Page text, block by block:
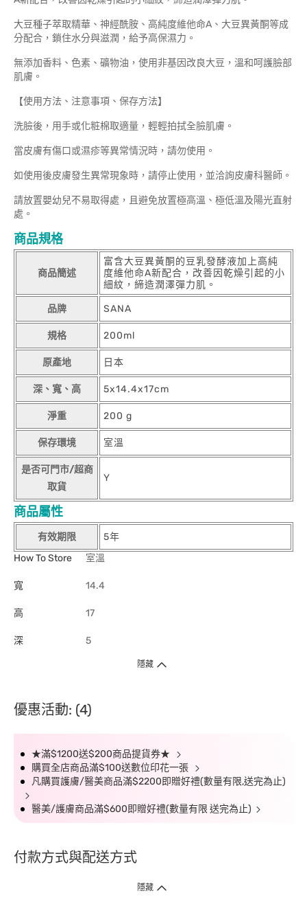
大豆種子萃取精華、神經酰胺、高純度維他命A、大豆異黃酮等成
分配合，鎖住水分與滋潤，給予高保濕力。
無添加香料、色素、礦物油，使用非基因改良大豆，溫和呵護臉部
肌膚。
【使用方法、注意事項、保存方法】
洗臉後，用手或化粧棉取適量，輕輕拍拭全臉肌膚。
當皮膚有傷口或濕疹等異常情況時，請勿使用。
如使用後皮膚發生異常現象時，請停止使用，並洽詢皮膚科醫師。
請放置嬰幼兒不易取得處，且避免放置極高溫、極低溫及陽光直射
處。
商品規格
商品簡述
富含大豆異黃酮的豆乳發酵液加上高純
度維他命A新配合，改善因乾燥引起的小
細紋，締造潤澤彈力肌。
品牌 SANA
規格 200ml
原產地 日本
深、寬、高 5x14.4x17cm
淨重 200 g
保存環境 室溫
是否可門市/超商
取貨
Y
商品屬性
有效期限
5年
How To Store
室溫
寬 14.4
高 17
深 5
隱藏
優惠活動: (4)
★滿$1200送$200商品提貨券★
購買全店商品滿$100送數位印花一張
凡購買護膚/醫美商品滿$2200即贈好禮(數量有限,送完為止)
醫美/護膚商品滿$600即贈好禮(數量有限 送完為止)
付款方式與配送方式
隱藏